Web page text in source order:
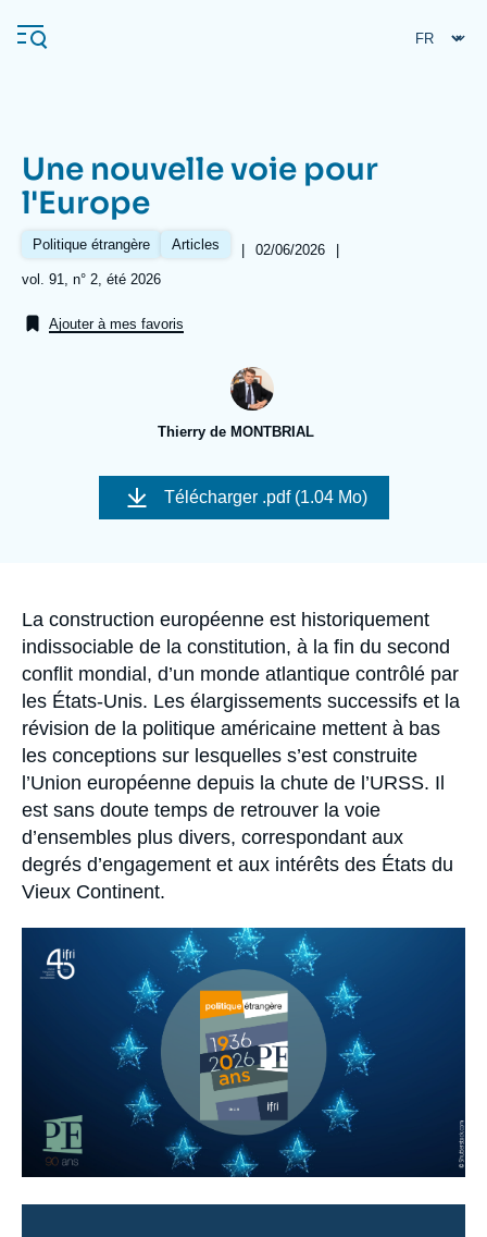
au
contenu
Navigation
principale
L'Ifri
Analyses
Se connecter
Proche-Orient
Une nouvelle voie pour
l'Europe
Politique étrangère Articles |
Date
02/06/2026
|
Références
vol. 91, n° 2, été 2026
Ajouter à mes favoris
Thierry de MONTBRIAL
Image
couverture
Télécharger .pdf (1.04 Mo)
Accroche
La construction européenne est historiquement
indissociable de la constitution, à la fin du second
conflit mondial, d’un monde atlantique contrôlé par
les États-Unis. Les élargissements successifs et la
révision de la politique américaine mettent à bas
les conceptions sur lesquelles s’est construite
l’Union européenne depuis la chute de l’URSS. Il
est sans doute temps de retrouver la voie
d’ensembles plus divers, correspondant aux
degrés d’engagement et aux intérêts des États du
Vieux Continent.
principale